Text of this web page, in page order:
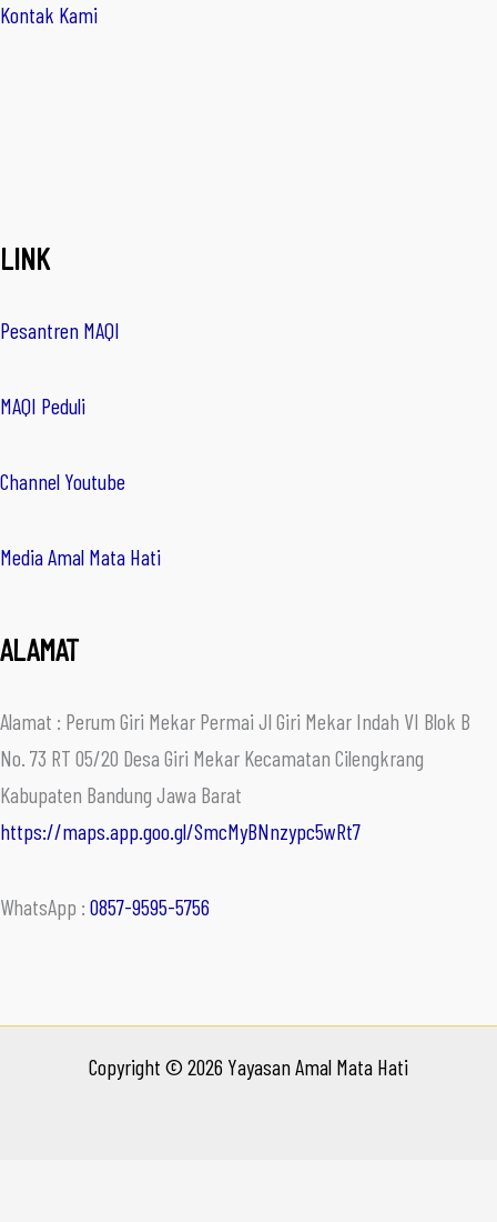
Kontak Kami
LINK
Pesantren MAQI
MAQI Peduli
Channel Youtube
Media Amal Mata Hati
ALAMAT
Alamat : Perum Giri Mekar Permai Jl Giri Mekar Indah VI Blok B
No. 73 RT 05/20 Desa Giri Mekar Kecamatan Cilengkrang
Kabupaten Bandung Jawa Barat
https://maps.app.goo.gl/SmcMyBNnzypc5wRt7
WhatsApp : 0857-9595-5756
Copyright © 2026 Yayasan Amal Mata Hati